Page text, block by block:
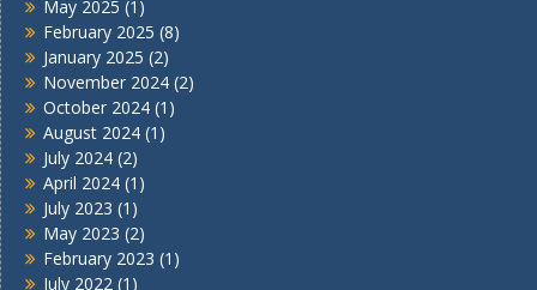
May 2025 (1)
February 2025 (8)
January 2025 (2)
November 2024 (2)
October 2024 (1)
August 2024 (1)
July 2024 (2)
April 2024 (1)
July 2023 (1)
May 2023 (2)
February 2023 (1)
July 2022 (1)